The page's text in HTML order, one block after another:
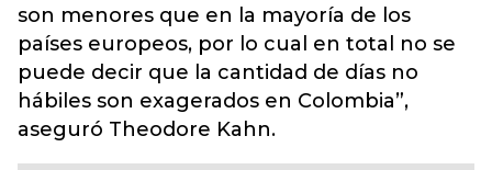
son menores que en la mayoría de los
países europeos, por lo cual en total no se
puede decir que la cantidad de días no
hábiles son exagerados en Colombia”,
aseguró Theodore Kahn.